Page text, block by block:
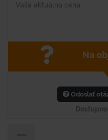
Vaša aktuálna cena
Na
Odoslať